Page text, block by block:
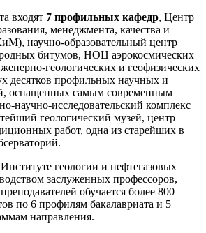
входят 7 профильных кафедр, Центр
менеджмента, качества и
научно-образовательный центр
битумов, НОЦ аэрокосмических
геологических и геофизических
десятков профильных научных и
оснащенных самым современным
научно-исследовательский комплекс
геологический музей, центр
работ, одна из старейших в
геологии и нефтегазовых
заслуженных профессоров,
обучается более 800
по 6 профилям бакалавриата и 5
направления.